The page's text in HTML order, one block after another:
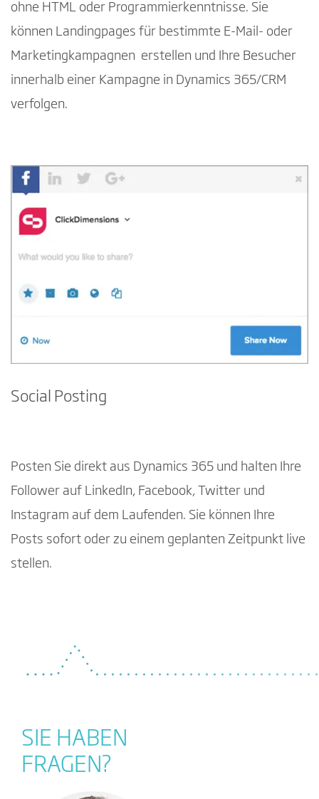
ohne HTML oder Programmierkenntnisse. Sie
können Landingpages für bestimmte E-Mail- oder
Marketingkampagnen erstellen und Ihre Besucher
innerhalb einer Kampagne in Dynamics 365/CRM
verfolgen.
Social Posting
Posten Sie direkt aus Dynamics 365 und halten Ihre
Follower auf LinkedIn, Facebook, Twitter und
Instagram auf dem Laufenden. Sie können Ihre
Posts sofort oder zu einem geplanten Zeitpunkt live
stellen.
SIE HABEN
FRAGEN?